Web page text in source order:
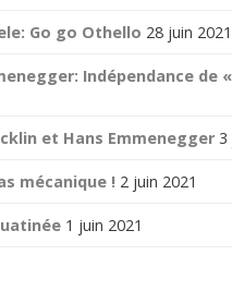
Go go Othello 28 juin 2021
Indépendance de
et Hans Emmenegger 3
mécanique ! 2 juin 2021
1 juin 2021